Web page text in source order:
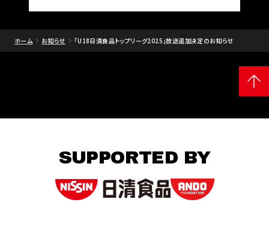
ホーム お知らせ ｢U18日清食品トップリーグ2025｣放送追加決定のお知らせ
SUPPORTED BY